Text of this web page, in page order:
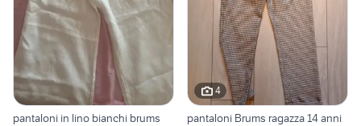
pantaloni in lino bianchi brums
4
pantaloni Brums ragazza 14 anni